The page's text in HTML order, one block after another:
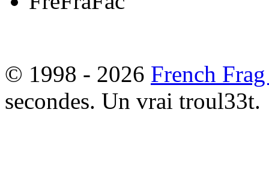
© 1998 - 2026 French
secondes. Un vrai troul33t.